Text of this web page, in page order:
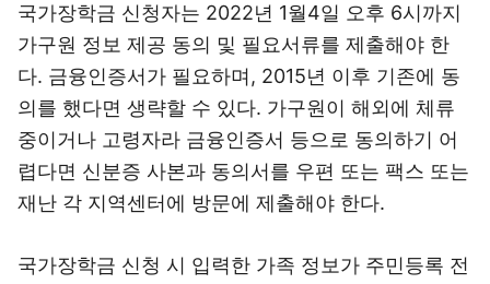
국가장학금 신청자는 2022년 1월4일 오후 6시까지
가구원 정보 제공 동의 및 필요서류를 제출해야 한
다. 금융인증서가 필요하며, 2015년 이후 기존에 동
의를 했다면 생략할 수 있다. 가구원이 해외에 체류
중이거나 고령자라 금융인증서 등으로 동의하기 어
렵다면 신분증 사본과 동의서를 우편 또는 팩스 또는
재난 각 지역센터에 방문에 제출해야 한다.
국가장학금 신청 시 입력한 가족 정보가 주민등록 전